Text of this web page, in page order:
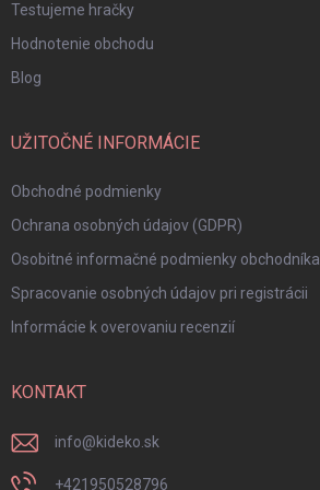
Testujeme hračky
Hodnotenie obchodu
Blog
UŽITOČNÉ INFORMÁCIE
Obchodné podmienky
Ochrana osobných údajov (GDPR)
Osobitné informačné podmienky obchodníka
Spracovanie osobných údajov pri registrácii
Informácie k overovaniu recenzií
KONTAKT
info@kideko.sk
+421950528796